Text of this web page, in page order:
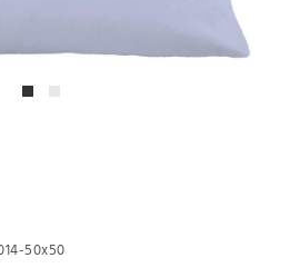
50x50